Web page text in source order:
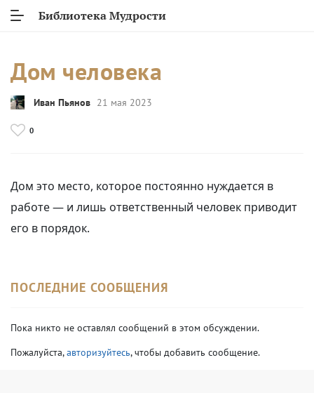
Библиотека Мудрости
Дом человека
Иван Пьянов 21 мая 2023
0
Дом это место, которое постоянно нуждается в
работе — и лишь ответственный человек приводит
его в порядок.
ПОСЛЕДНИЕ СООБЩЕНИЯ
Пока никто не оставлял сообщений в этом обсуждении.
Пожалуйста,авторизуйтесь, чтобы добавить сообщение.